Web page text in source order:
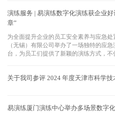
演练服务 | 易演练数字化演练获企业
章”
为全面提升企业的员工安全素养与应急
（无锡）有限公司举办了一场独特的应
台，为员工们提供了新颖的演练方式，
关于我司参评 2024 年度天津市科学
易演练厦门演练中心举办多场景数字